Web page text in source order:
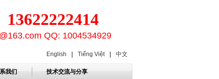
QQ: 1004534929
English Tiếng Việt 中文
我们 技术交流与分享